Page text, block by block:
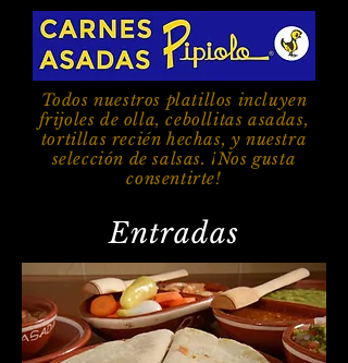
Todos nuestros platillos incluyen
frijoles de olla, cebollitas asadas,
tortillas recién hechas, y nuestra
selección de salsas. ¡Nos gusta
consentirte!
Entradas